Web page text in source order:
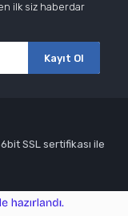
ilk siz haberdar
Kayıt Ol
SSL sertifikası ile